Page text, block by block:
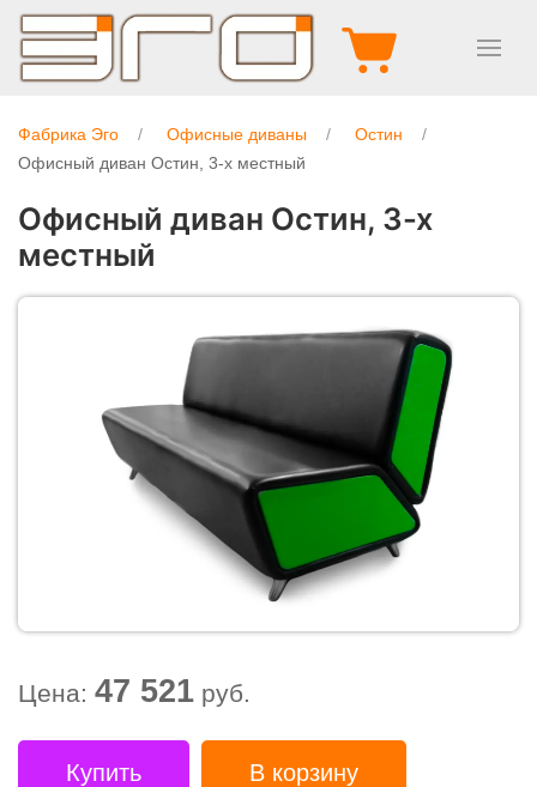
Фабрика Эго Офисные диваны
Остин
Офисный диван Остин, 3-х местный
Офисный диван Остин, 3-х
местный
Цена: 47 521 руб.
Купить В корзину